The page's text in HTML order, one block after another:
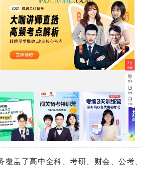
覆盖了高中全科、考研、财会、公考、